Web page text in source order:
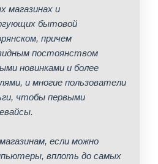
магазинах и
бытовой
причем
постоянством
новинками и более
и многие пользователи
чтобы первыми
если можно
вплоть до самых